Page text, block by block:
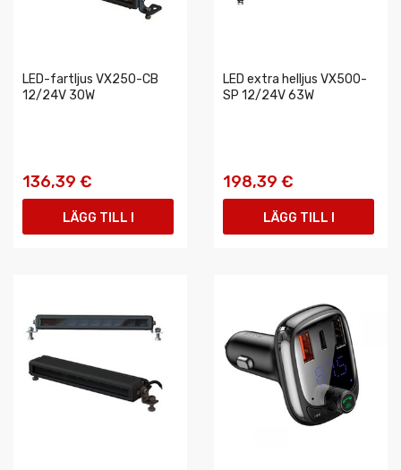
LED-fartljus VX250-CB
12/24V 30W
136,39 €
LÄGG TILL I
LED extra helljus VX500-
SP 12/24V 63W
198,39 €
LÄGG TILL I